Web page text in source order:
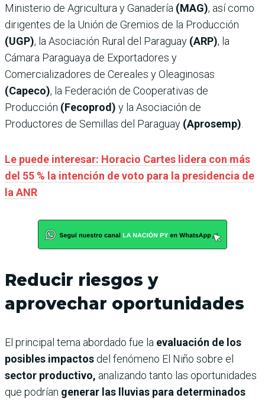
Ministerio de Agricultura y Ganadería (MAG), así como
dirigentes de la Unión de Gremios de la Producción
(UGP), la Asociación Rural del Paraguay (ARP), la
Cámara Paraguaya de Exportadores y
Comercializadores de Cereales y Oleaginosas
(Capeco), la Federación de Cooperativas de
Producción (Fecoprod) y la Asociación de
Productores de Semillas del Paraguay (Aprosemp)
Le puede interesar: Horacio Cartes lidera con más
del 55 % la intención de voto para la presidencia de
la ANR
Reducir riesgos y
aprovechar oportunidades
El principal tema abordado fue la evaluación de los
posibles impactos del fenómeno El Niño sobre el
sector productivo, analizando tanto las oportunidades
que podrían generar las lluvias para determinados